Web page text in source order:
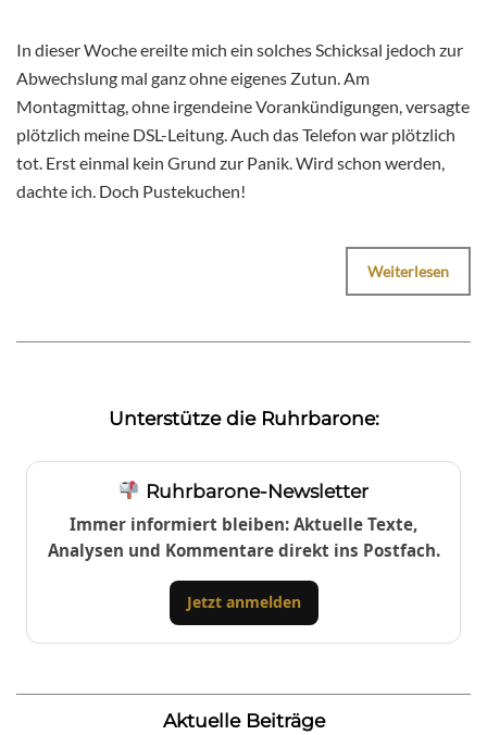
In dieser Woche ereilte mich ein solches Schicksal jedoch zur
Abwechslung mal ganz ohne eigenes Zutun. Am
Montagmittag, ohne irgendeine Vorankündigungen, versagte
plötzlich meine DSL-Leitung. Auch das Telefon war plötzlich
tot. Erst einmal kein Grund zur Panik. Wird schon werden,
dachte ich. Doch Pustekuchen!
Weiterlesen
Unterstütze die Ruhrbarone:
Ruhrbarone-Newsletter
Immer informiert bleiben: Aktuelle Texte,
Analysen und Kommentare direkt ins Postfach.
Jetzt anmelden
Aktuelle Beiträge